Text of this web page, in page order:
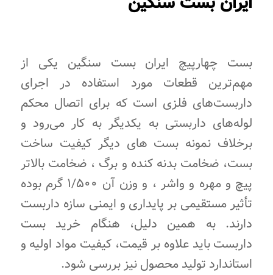
بست چهارپیچ ایران بست سنگین یکی از
مهم‌ترین قطعات مورد استفاده در اجرای
داربست‌های فلزی است که برای اتصال محکم
لوله‌های داربستی به یکدیگر به کار می‌رود و
برخلاف نمونه بست های دیگر کیفیت ساخت
بست، ضخامت بدنه کنده و برگ ، ضخامت بالاتر
پیچ و مهره و واشر ، و وزن آن ۱/۵۰۰ گرم بوده
تأثیر مستقیمی بر پایداری و ایمنی سازه داربست
دارند. به همین دلیل، هنگام خرید بست
داربست باید علاوه بر قیمت، کیفیت مواد اولیه و
استاندارد تولید محصول نیز بررسی شود.